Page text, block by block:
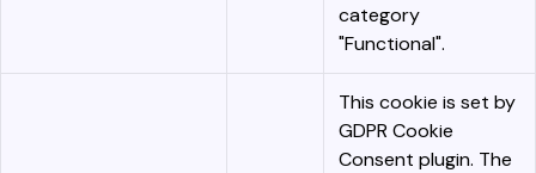
category
"Functional".
This cookie is set by
GDPR Cookie
Consent plugin. The